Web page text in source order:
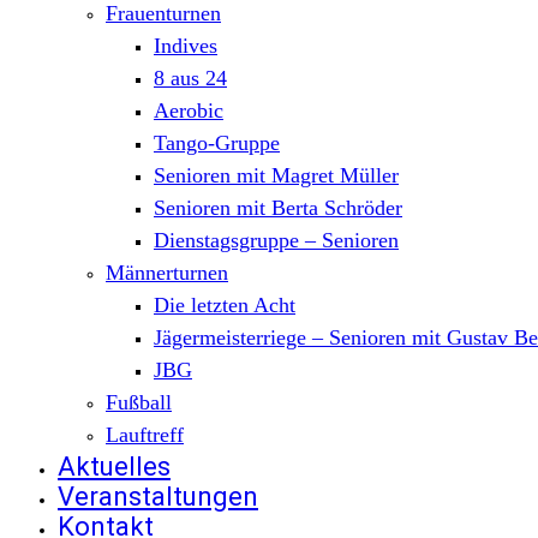
Frauenturnen
Indives
8 aus 24
Aerobic
Tango-Gruppe
Senioren mit Magret Müller
Senioren mit Berta Schröder
Dienstagsgruppe – Senioren
Männerturnen
Die letzten Acht
Jägermeisterriege – Senioren mit Gustav
JBG
Fußball
Lauftreff
Aktuelles
Veranstaltungen
Kontakt